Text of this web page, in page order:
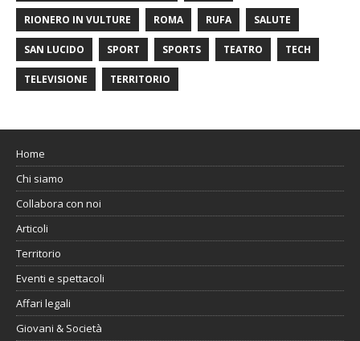
RIONERO IN VULTURE ROMA RUFA SALUTE
SAN LUCIDO SPORT SPORTS TEATRO TECH
TELEVISIONE TERRITORIO
Home
Chi siamo
Collabora con noi
Articoli
Territorio
Eventi e spettacoli
Affari legali
Giovani & Società